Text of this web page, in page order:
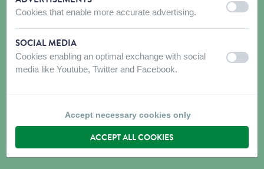
Cookies that enable more accurate advertising. off on
SOCIAL MEDIA
Cookies enabling an optimal exchange with social
media like Youtube, Twitter and Facebook.
off on
Accept necessary cookies only
ACCEPT ALL COOKIES